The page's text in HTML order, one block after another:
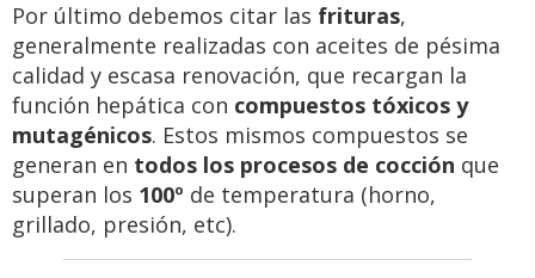
Por último debemos citar las frituras,
generalmente realizadas con aceites de pésima
calidad y escasa renovación, que recargan la
función hepática con compuestos tóxicos y
mutagénicos. Estos mismos compuestos se
generan en todos los procesos de cocción que
superan los 100º de temperatura (horno,
grillado, presión, etc).